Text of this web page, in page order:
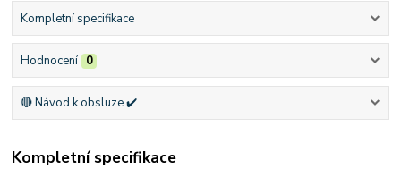
Kompletní specifikace
Hodnocení 0
🔴 Návod k obsluze ✔️
Kompletní specifikace